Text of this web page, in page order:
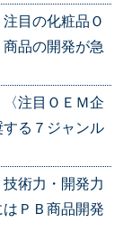
目の化粧品Ｏ
品の開発が急
注目ＯＥＭ企
る７ジャンル
術力・開発力
ＰＢ商品開発